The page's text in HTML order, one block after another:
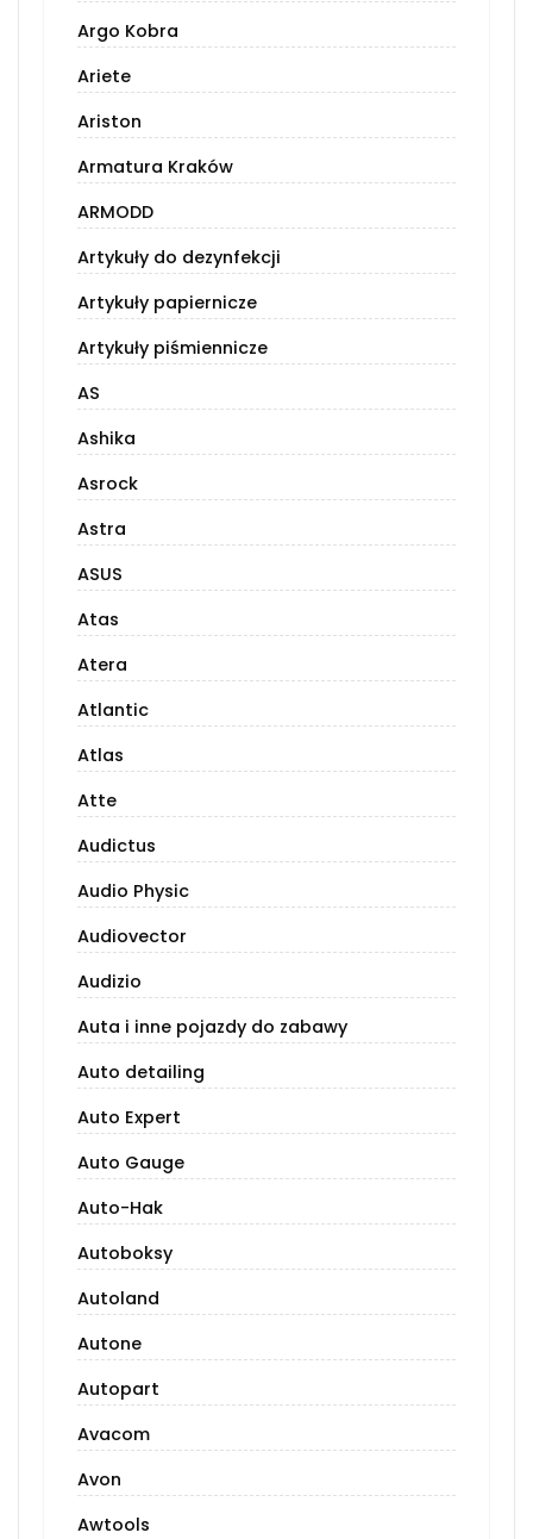
Argo Kobra
Ariete
Ariston
Armatura Kraków
ARMODD
Artykuły do dezynfekcji
Artykuły papiernicze
Artykuły piśmiennicze
AS
Ashika
Asrock
Astra
ASUS
Atas
Atera
Atlantic
Atlas
Atte
Audictus
Audio Physic
Audiovector
Audizio
Auta i inne pojazdy do zabawy
Auto detailing
Auto Expert
Auto Gauge
Auto-Hak
Autoboksy
Autoland
Autone
Autopart
Avacom
Avon
Awtools